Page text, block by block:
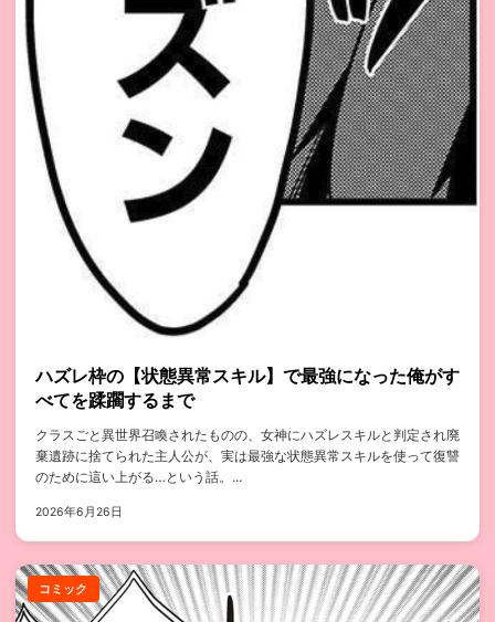
ハズレ枠の【状態異常スキル】で最強になった俺がす
べてを蹂躙するまで
クラスごと異世界召喚されたものの、女神にハズレスキルと判定され廃
棄遺跡に捨てられた主人公が、実は最強な状態異常スキルを使って復讐
のために這い上がる…という話。...
2026年6月26日
コミック